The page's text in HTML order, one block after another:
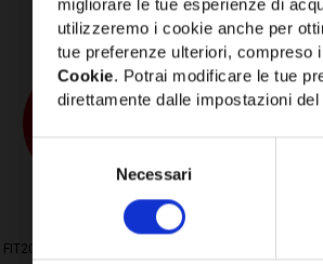
migliorare le tue esperienze di
utilizzeremo i cookie anche per
tue preferenze ulteriori, compreso
Cookie. Potrai modificare le tue
direttamente dalle impostazioni del
Necessari
FIT20013354